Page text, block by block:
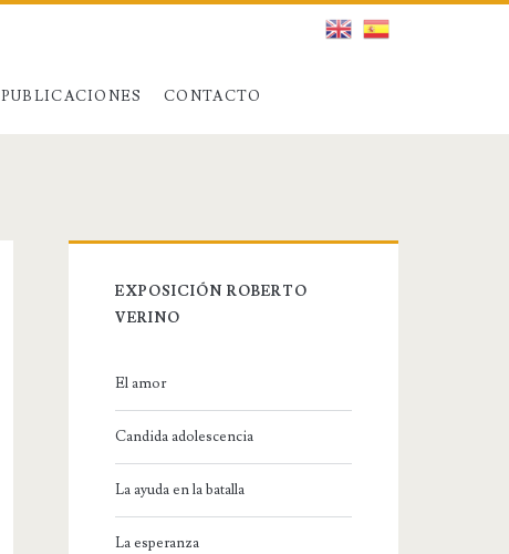
PUBLICACIONES CONTACTO
EXPOSICIÓN ROBERTO
VERINO
El amor
Candida adolescencia
La ayuda en la batalla
La esperanza